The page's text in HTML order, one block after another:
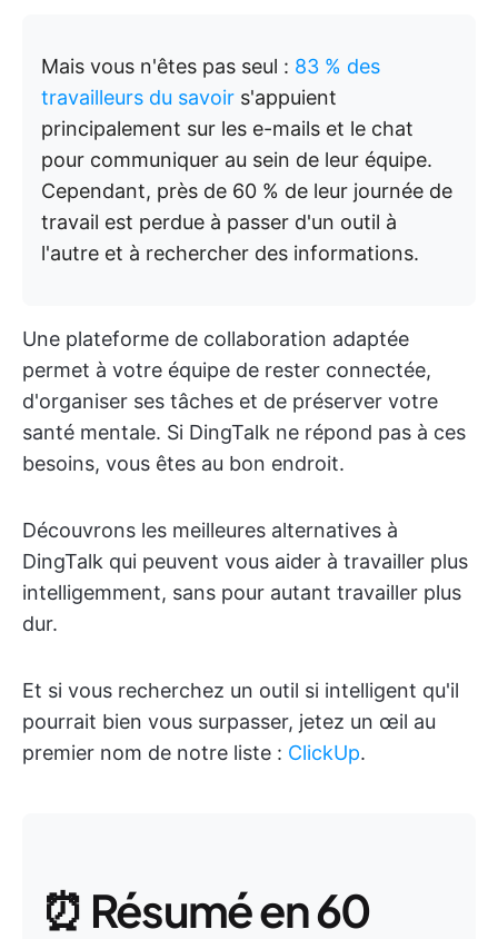
Mais vous n'êtes pas seul : 83 % des
travailleurs du savoir s'appuient
principalement sur les e-mails et le chat
pour communiquer au sein de leur équipe.
Cependant, près de 60 % de leur journée de
travail est perdue à passer d'un outil à
l'autre et à rechercher des informations.
Une plateforme de collaboration adaptée
permet à votre équipe de rester connectée,
d'organiser ses tâches et de préserver votre
santé mentale. Si DingTalk ne répond pas à ces
besoins, vous êtes au bon endroit.
Découvrons les meilleures alternatives à
DingTalk qui peuvent vous aider à travailler plus
intelligemment, sans pour autant travailler plus
dur.
Et si vous recherchez un outil si intelligent qu'il
pourrait bien vous surpasser, jetez un œil au
premier nom de notre liste : ClickUp.
⏰ Résumé en 60